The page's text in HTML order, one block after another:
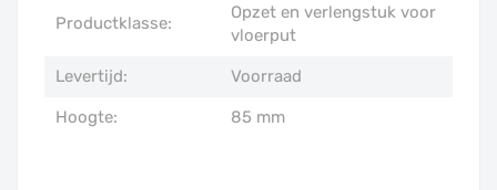
Productklasse:
Opzet en verlengstuk voor
vloerput
Levertijd: Voorraad
Hoogte: 85 mm